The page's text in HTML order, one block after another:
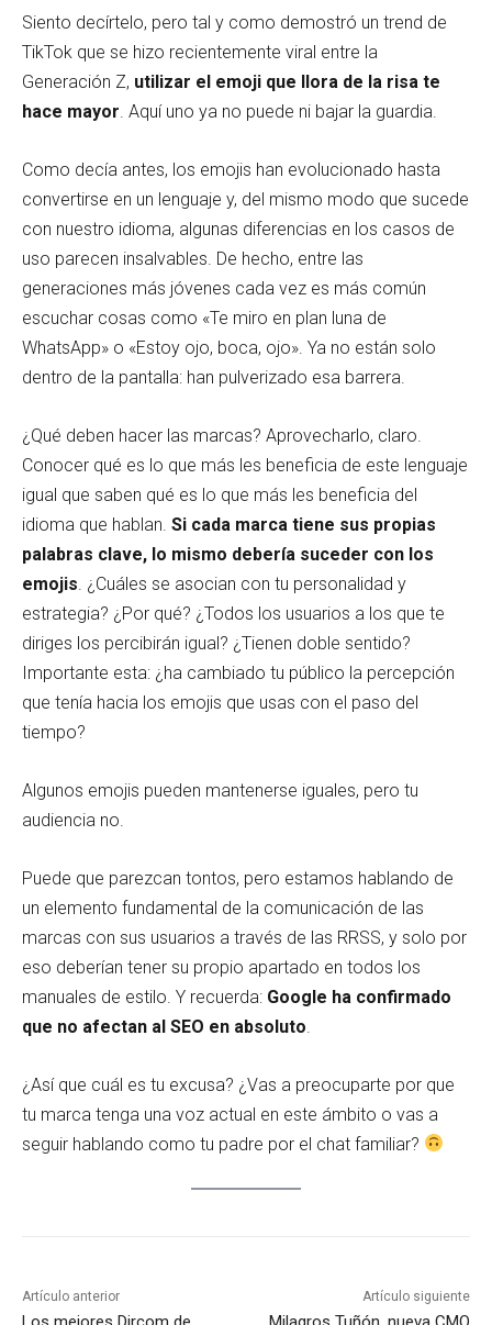
Siento decírtelo, pero tal y como demostró un trend de
TikTok que se hizo recientemente viral entre la
Generación Z, utilizar el emoji que llora de la risa te
hace mayor . Aquí uno ya no puede ni bajar la guardia.
Como decía antes, los emojis han evolucionado hasta
convertirse en un lenguaje y, del mismo modo que sucede
con nuestro idioma, algunas diferencias en los casos de
uso parecen insalvables. De hecho, entre las
generaciones más jóvenes cada vez es más común
escuchar cosas como «Te miro en plan luna de
WhatsApp» o «Estoy ojo, boca, ojo». Ya no están solo
dentro de la pantalla: han pulverizado esa barrera.
¿Qué deben hacer las marcas? Aprovecharlo, claro.
Conocer qué es lo que más les beneficia de este lenguaje
igual que saben qué es lo que más les beneficia del
idioma que hablan. Si cada marca tiene sus propias
palabras clave, lo mismo debería suceder con los
emojis . ¿Cuáles se asocian con tu personalidad y
estrategia? ¿Por qué? ¿Todos los usuarios a los que te
diriges los percibirán igual? ¿Tienen doble sentido?
Importante esta: ¿ha cambiado tu público la percepción
que tenía hacia los emojis que usas con el paso del
tiempo?
Algunos emojis pueden mantenerse iguales, pero tu
audiencia no.
Puede que parezcan tontos, pero estamos hablando de
un elemento fundamental de la comunicación de las
marcas con sus usuarios a través de las RRSS, y solo por
eso deberían tener su propio apartado en todos los
manuales de estilo. Y recuerda: Google ha confirmado
que no afectan al SEO en absoluto
¿Así que cuál es tu excusa? ¿Vas a preocuparte por que
tu marca tenga una voz actual en este ámbito o vas a
seguir hablando como tu padre por el chat familiar?
Artículo anterior Artículo siguiente